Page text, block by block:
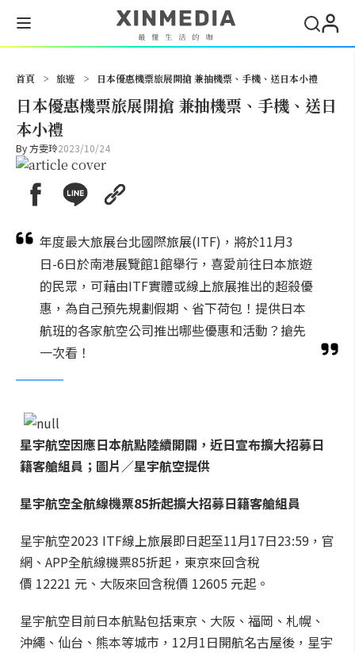
首頁 > 旅遊 > 日本優惠機票旅展開搶 兼抽機票、手機、送日本小禮
日本優惠機票旅展開搶 兼抽機票、手機、送日
本小禮
By方雯玲2023/10/24
年度最大旅展台北國際旅展(ITF)，將於11月3
日-6日於南港展覽館1館舉行，喜愛前往日本旅遊
的民眾，可藉由ITF實體或線上旅展推出的超殺優
惠，為自己預先規劃假期、省下荷包！提供日本
航班的各家航空公司推出哪些優惠和活動？搶先
一次看！
星宇航空因應日本航點陸續開闢，近日宣布擴大招募日
籍客艙組員；圖片／星宇航空提供
星宇航空全航線機票85折起擴大招募日籍客艙組員
星宇航空2023 ITF線上旅展即日起至11月17日23:59，官
網、APP全航線機票85折起，東京來回含稅
價 12221 元、大阪來回含稅價 12605 元起。
星宇航空目前日本航點包括東京、大阪、福岡、札幌、
沖繩、仙台、熊本等城市，12月1日開航名古屋後，星宇